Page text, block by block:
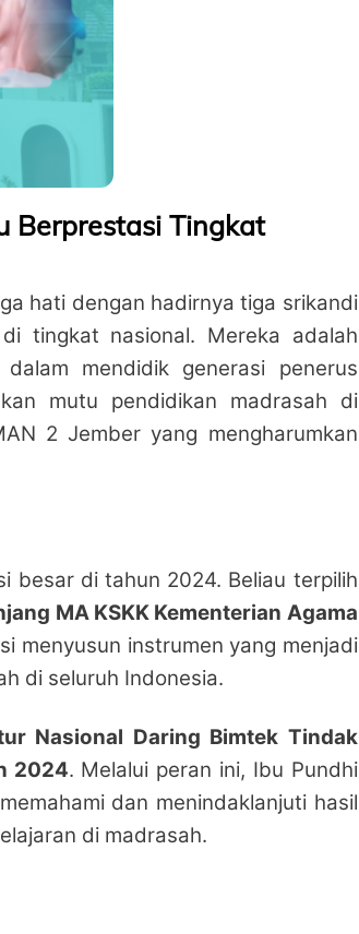
Berprestasi Tingkat
hati dengan hadirnya tiga srikandi
tingkat nasional. Mereka adalah
mendidik generasi penerus
mutu pendidikan madrasah di
2 Jember yang mengharumkan
besar di tahun 2024. Beliau terpilih
MA KSKK Kementerian Agama
menyusun instrumen yang menjadi
di seluruh Indonesia.
Nasional Daring Bimtek Tindak
2024. Melalui peran ini, Ibu Pundhi
dan menindaklanjuti hasil
di madrasah.